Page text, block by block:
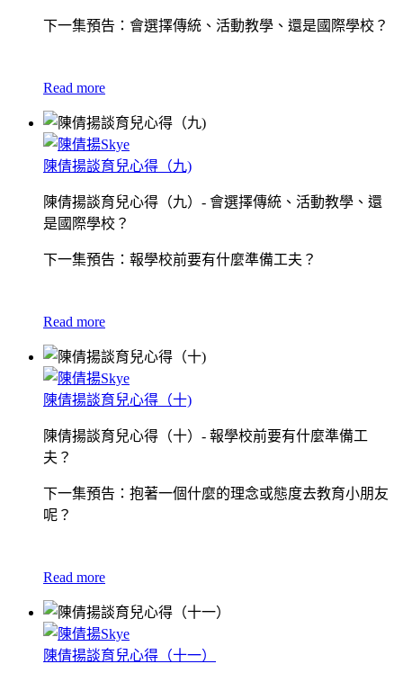
下一集預告：會選擇傳統、活動教學、還是國際學校？
Read more
陳倩揚談育兒心得（九)
陳倩揚談育兒心得（九）- 會選擇傳統、活動教學、還
是國際學校？
下一集預告：報學校前要有什麼準備工夫？
Read more
陳倩揚談育兒心得（十)
陳倩揚談育兒心得（十）- 報學校前要有什麼準備工
夫？
下一集預告：抱著一個什麼的理念或態度去教育小朋友
呢？
Read more
陳倩揚談育兒心得（十一）